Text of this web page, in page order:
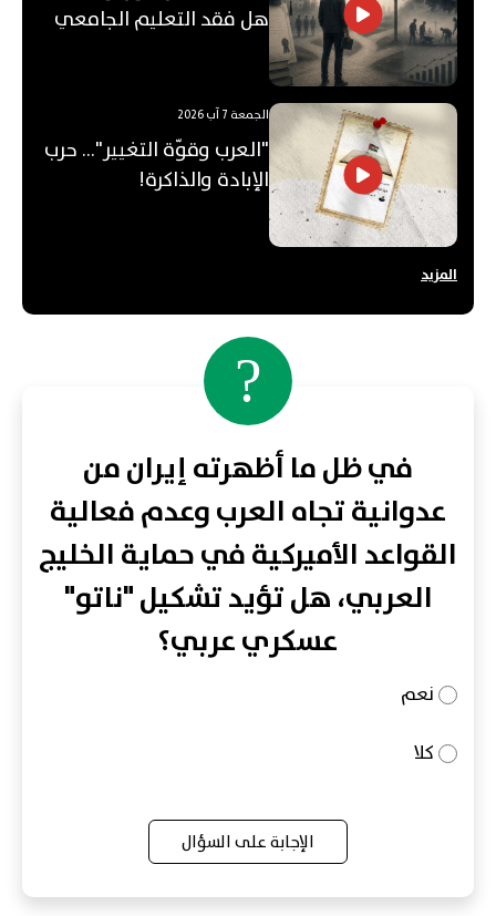
هل فقد التعليم الجامعي
الجمعة 7 آب 2026
"العرب وقوّة التغيير"... حرب
الإبادة والذاكرة!
المزيد
?
في ظل ما أظهرته إيران من
عدوانية تجاه العرب وعدم فعالية
القواعد الأميركية في حماية الخليج
العربي، هل تؤيد تشكيل "ناتو"
عسكري عربي؟
نعم
كلا
الإجابة على السؤال